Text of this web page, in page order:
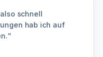
schnell
hab ich auf